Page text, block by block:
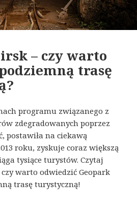
– czy warto
trasę
programu związanego z
zdegradowanych poprzez
postawiła na ciekawą
roku, zyskuje coraz większą
tysiące turystów. Czytaj
warto odwiedzić Geopark
trasę turystyczną!